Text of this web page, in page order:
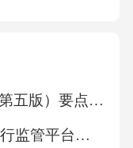
同约定按时支
日，应按照未
。逾期超过
中国帕金森病治疗指南（第五版）要点内容解读课件
【低空经济】2026低空飞行监管平台设计方案